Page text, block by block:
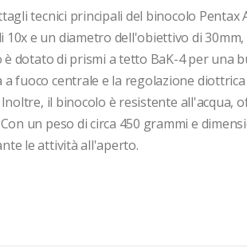
tecnici principali del binocolo Pentax
10x e un diametro dell'obiettivo di
è dotato di prismi a tetto BaK-4 per una
a fuoco centrale e la regolazione
Inoltre, il binocolo è resistente all'acqua,
un peso di circa 450 grammi e
le attività all'aperto.